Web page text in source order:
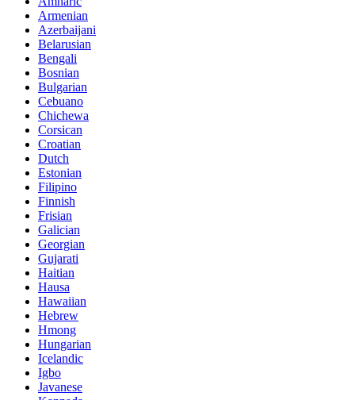
Armenian
Azerbaijani
Belarusian
Bengali
Bosnian
Bulgarian
Cebuano
Chichewa
Corsican
Croatian
Dutch
Estonian
Filipino
Finnish
Frisian
Galician
Georgian
Gujarati
Haitian
Hausa
Hawaiian
Hebrew
Hmong
Hungarian
Icelandic
Igbo
Javanese